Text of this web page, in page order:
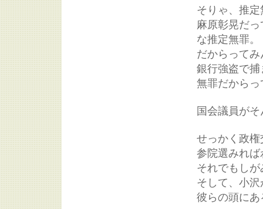
そりゃ、推
麻原彰晃だ
な推定無罪。
だからって
銀行強盗で
無罪だから
国会議員が
せっかく政
参院選みれ
それでもし
そして、小
彼らの頭に